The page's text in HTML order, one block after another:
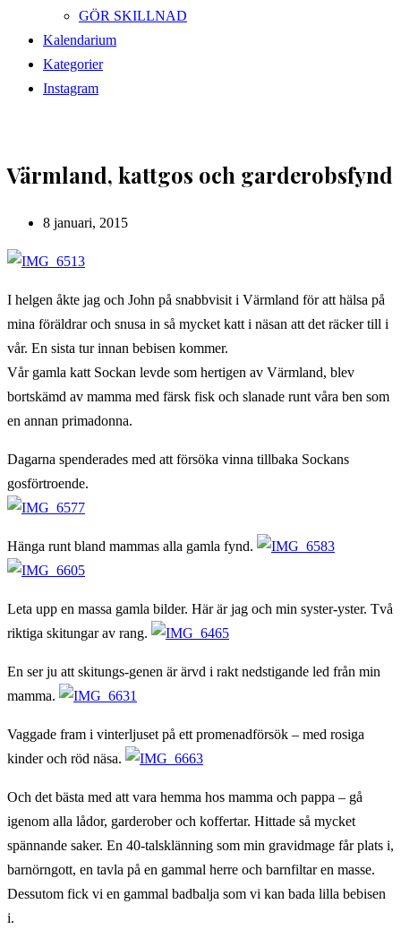
GÖR SKILLNAD
Kalendarium
Kategorier
Instagram
Värmland, kattgos och garderobsfynd
Inlägget
8 januari, 2015
I helgen åkte jag och John på snabbvisit i Värmland för att hälsa på
mina föräldrar och snusa in så mycket katt i näsan att det räcker till i
vår. En sista tur innan bebisen kommer.
Vår gamla katt Sockan levde som hertigen av Värmland, blev
bortskämd av mamma med färsk fisk och slanade runt våra ben som
en annan primadonna.
Dagarna spenderades med att försöka vinna tillbaka Sockans
gosförtroende.
Hänga runt bland mammas alla gamla fynd.
Leta upp en massa gamla bilder. Här är jag och min syster-yster. Två
riktiga skitungar av rang.
En ser ju att skitungs-genen är ärvd i rakt nedstigande led från min
mamma.
Vaggade fram i vinterljuset på ett promenadförsök – med rosiga
kinder och röd näsa.
Och det bästa med att vara hemma hos mamma och pappa – gå
igenom alla lådor, garderober och koffertar. Hittade så mycket
spännande saker. En 40-talsklänning som min gravidmage får plats i,
barnörngott, en tavla på en gammal herre och barnfiltar en masse.
Dessutom fick vi en gammal badbalja som vi kan bada lilla bebisen
i.